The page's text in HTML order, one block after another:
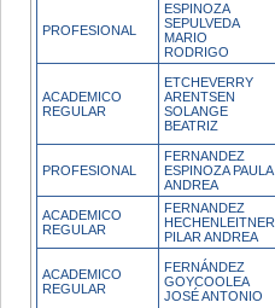
PROFESIONAL
ESPINOZA
SEPULVEDA
MARIO
RODRIGO
ACADEMICO
REGULAR
ETCHEVERRY
ARENTSEN
SOLANGE
BEATRIZ
PROFESIONAL
FERNANDEZ
ESPINOZA PAULA
ANDREA
ACADEMICO
REGULAR
FERNANDEZ
HECHENLEITNER
PILAR ANDREA
ACADEMICO
REGULAR
FERNÁNDEZ
GOYCOOLEA
JOSÉ ANTONIO